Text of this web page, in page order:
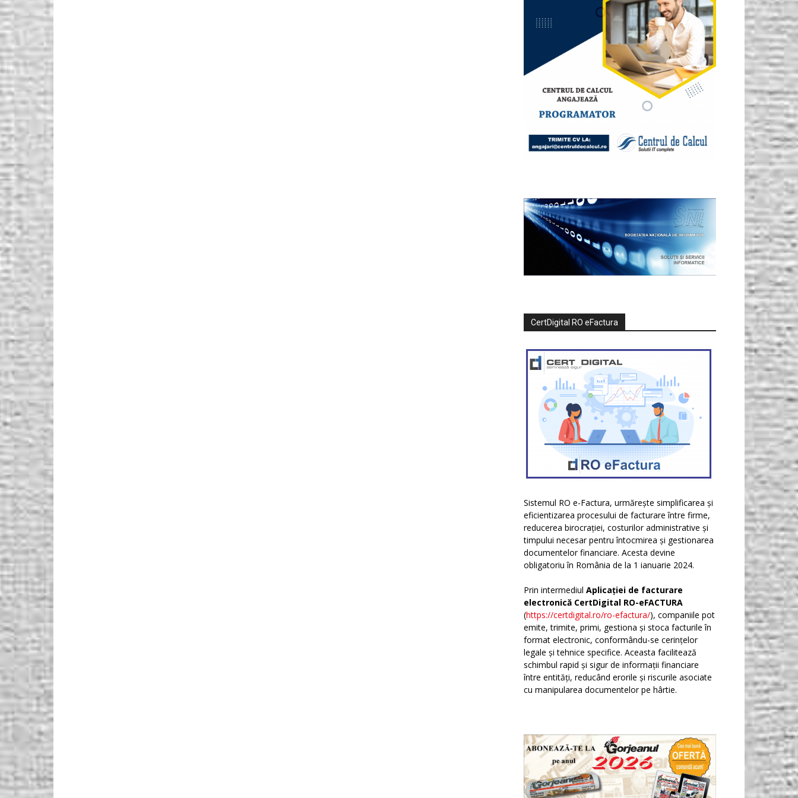
CertDigital RO eFactura
Sistemul RO e-Factura, urmărește simplificarea și
eficientizarea procesului de facturare între firme,
reducerea birocrației, costurilor administrative și
timpului necesar pentru întocmirea și gestionarea
documentelor financiare. Acesta devine
obligatoriu în România de la 1 ianuarie 2024.
Prin intermediul Aplicației de facturare
electronică CertDigital RO-eFACTURA
(https://certdigital.ro/ro-efactura/), companiile pot
emite, trimite, primi, gestiona și stoca facturile în
format electronic, conformându-se cerințelor
legale și tehnice specifice. Aceasta facilitează
schimbul rapid și sigur de informații financiare
între entități, reducând erorile și riscurile asociate
cu manipularea documentelor pe hârtie.